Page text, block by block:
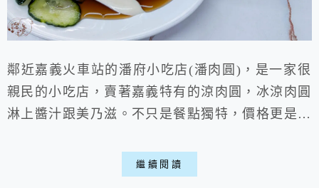
鄰近嘉義火車站的潘府小吃店(潘肉圓)，是一家很
親民的小吃店，賣著嘉義特有的涼肉圓，冰涼肉圓
淋上醬汁跟美乃滋。不只是餐點獨特，價格更是平
這種價位，冷熱肉圓想葷想素都有，老闆待客也很
客氣，店內有免費麥茶可以喝，要是上火車前想吃
繼續閱讀